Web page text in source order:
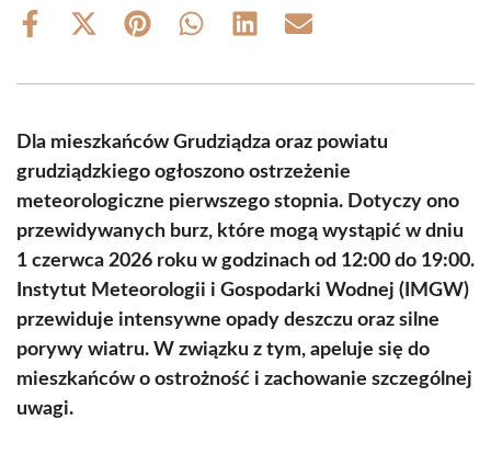
Share
Share
(Twitter)
Share Share Share Share
Dla mieszkańców Grudziądza oraz powiatu
grudziądzkiego ogłoszono ostrzeżenie
meteorologiczne pierwszego stopnia. Dotyczy ono
przewidywanych burz, które mogą wystąpić w dniu
1 czerwca 2026 roku w godzinach od 12:00 do 19:00.
Instytut Meteorologii i Gospodarki Wodnej (IMGW)
przewiduje intensywne opady deszczu oraz silne
porywy wiatru. W związku z tym, apeluje się do
mieszkańców o ostrożność i zachowanie szczególnej
uwagi.